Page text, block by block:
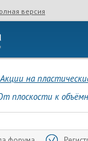
версия
Акции на
плоскости к